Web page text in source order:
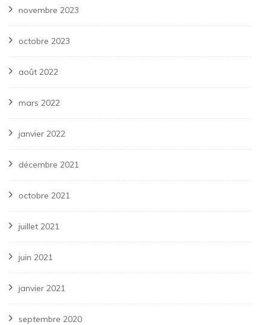
novembre 2023
octobre 2023
août 2022
mars 2022
janvier 2022
décembre 2021
octobre 2021
juillet 2021
juin 2021
janvier 2021
septembre 2020